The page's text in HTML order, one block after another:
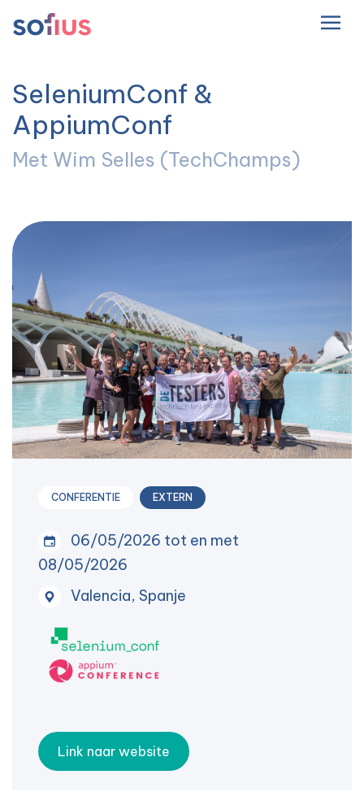
Hoofdnavigatie
SeleniumConf &
AppiumConf
Met Wim Selles (TechChamps)
CONFERENTIE EXTERN
06/05/2026 tot en met
08/05/2026
Valencia, Spanje
Link naar website